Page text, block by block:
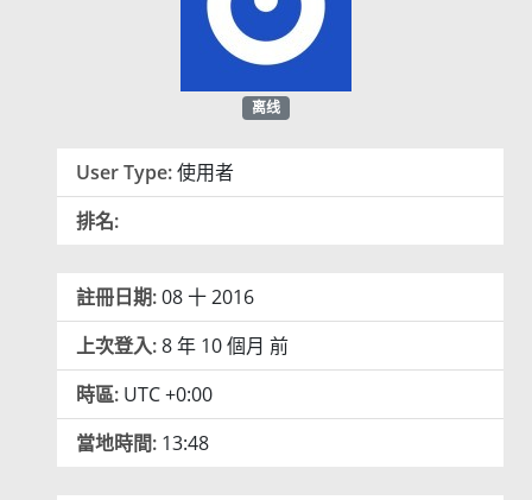
离线
User Type:使用者
排名:
註冊日期:08 十 2016
上次登入:8 年 10 個月 前
時區: UTC +0:00
當地時間: 13:48